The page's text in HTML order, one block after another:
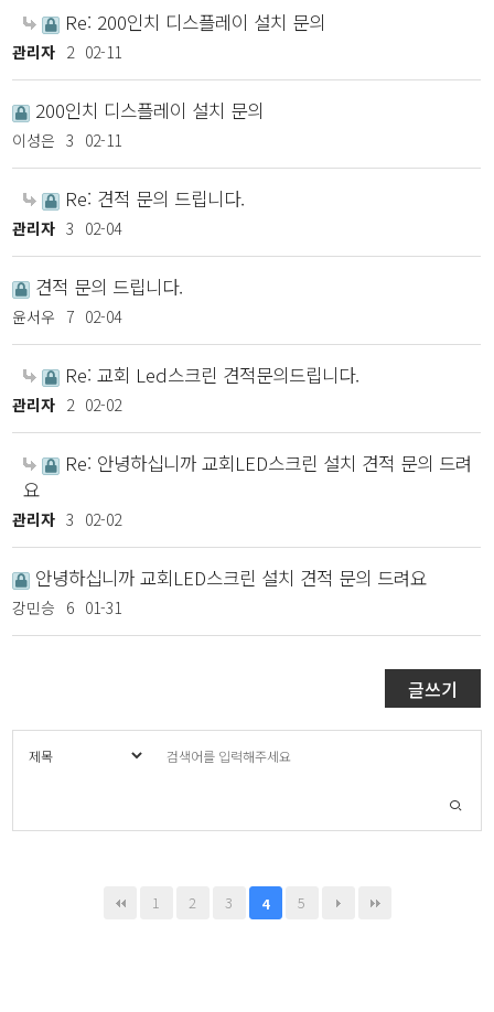
Re: 200인치 디스플레이 설치 문의
관리자 2 02-11
200인치 디스플레이 설치 문의
이성은 3 02-11
Re: 견적 문의 드립니다.
관리자 3 02-04
견적 문의 드립니다.
윤서우 7 02-04
Re: 교회 Led스크린 견적문의드립니다.
관리자 2 02-02
Re: 안녕하십니까 교회LED스크린 설치 견적 문의 드려
요
관리자 3 02-02
안녕하십니까 교회LED스크린 설치 견적 문의 드려요
강민승 6 01-31
글쓰기
1 2 3 4 5